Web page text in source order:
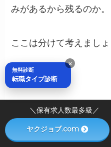
みがあるから残るのか。
ここは分けて考えましょ
相談相手がいる
×
無料診断
転職タイプ診断
＼保有求人数最多級
ヤクジョブ.com